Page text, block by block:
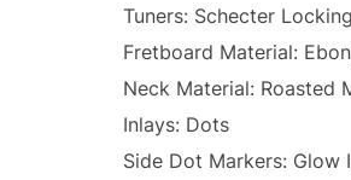
Tuners: Schecter Locking
Fretboard Material:
Neck Material: Roasted
Inlays: Dots
Side Dot Markers: Glow